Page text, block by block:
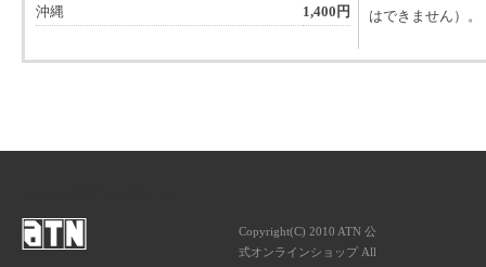
沖縄
1,400円
はできません）。
Copyright(C) 2010 ATN 公
式オンラインショップ All